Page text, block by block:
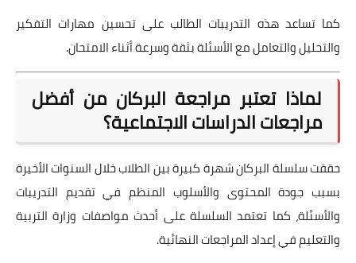
كما تساعد هذه التدريبات الطالب على تحسين مهارات التفكير
والتحليل والتعامل مع الأسئلة بثقة وسرعة أثناء الامتحان.
لماذا تعتبر مراجعة البركان من أفضل
مراجعات الدراسات الاجتماعية؟
حققت سلسلة البركان شهرة كبيرة بين الطلاب خلال السنوات الأخيرة
بسبب جودة المحتوى والأسلوب المنظم في تقديم التدريبات
والأسئلة، كما تعتمد السلسلة على أحدث مواصفات وزارة التربية
والتعليم في إعداد المراجعات النهائية.